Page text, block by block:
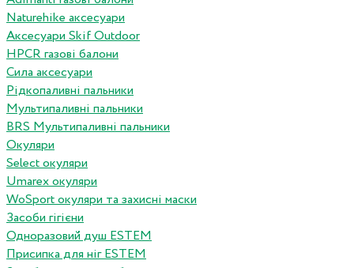
Naturehike аксесуари
Аксесуари Skif Outdoor
HPCR газові балони
Сила аксесуари
Рідкопаливні пальники
Мультипаливні пальники
BRS Мультипаливні пальники
Окуляри
Select окуляри
Umarex окуляри
WoSport окуляри та захисні маски
Засоби гігієни
Одноразовий душ ESTEM
Присипка для ніг ESTEM